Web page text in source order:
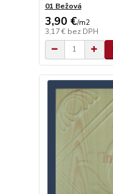
01 Bežová
3,90 €/m2
3,17 € bez DPH